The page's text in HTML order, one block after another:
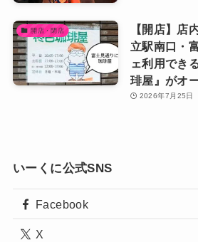
開店・閉店
【開店】店
立駅南口・
ェ利用でき
琲屋』がオ
2026年7月25日
いーくに公式SNS
Facebook
X